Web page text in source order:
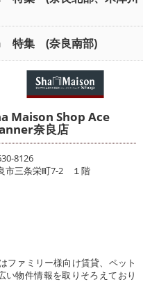
特集 (奈良南部)
Maison Shop Ace
奈良店
8126
市三条栄町7-2 １階
ファミリー様向け賃貸、ペット
物件情報を取りそろえており